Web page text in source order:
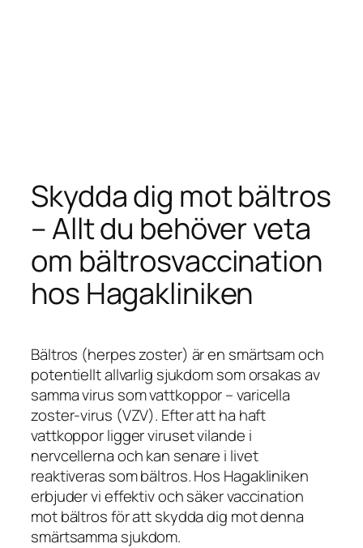
Skydda dig mot bältros
– Allt du behöver veta
om bältrosvaccination
hos Hagakliniken
Bältros (herpes zoster) är en smärtsam och
potentiellt allvarlig sjukdom som orsakas av
samma virus som vattkoppor – varicella
zoster-virus (VZV). Efter att ha haft
vattkoppor ligger viruset vilande i
nervcellerna och kan senare i livet
reaktiveras som bältros. Hos Hagakliniken
erbjuder vi effektiv och säker vaccination
mot bältros för att skydda dig mot denna
smärtsamma sjukdom.